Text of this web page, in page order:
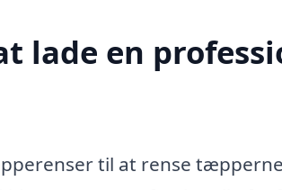
lade en
til at rense